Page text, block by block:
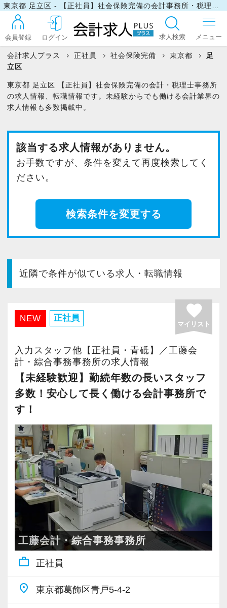
会員登録 ログイン 求人検索
ログイン
マイリスト
今すぐ会員登録
PC版サイトを見る
会計求人プラス 正社員 社会保険完備 東京都
足
立区
東京都 足立区 【正社員】社会保険完備の会計・税理士事務所
の求人情報、転職情報です。未経験からでも働ける会計業界の
求人情報も多数掲載中。
該当する求人情報がありません。
お手数ですが、条件を変えて再度検索してく
ださい。
検索条件を変更する
近隣で条件が似ている求人・転職情報
NEW 正社員 favorite
マイリスト
入力スタッフ他【正社員・青砥】／工藤会
計・綜合事務事務所の求人情報
【未経験歓迎】勤続年数の長いスタッフ
多数！安心して長く働ける会計事務所で
す！
工藤会計・綜合事務事務所
work_outline 正社員
place 東京都葛飾区青戸5-4-2